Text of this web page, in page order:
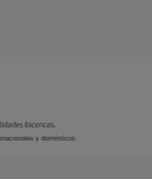
ibicencas.
y domésticos.